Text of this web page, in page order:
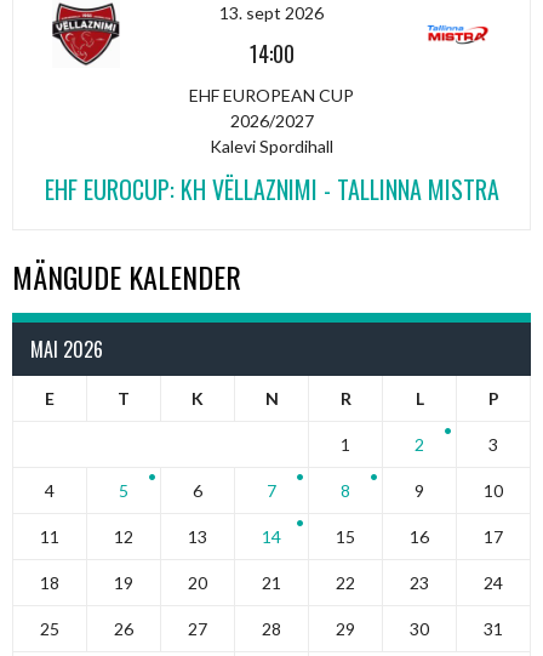
13. sept 2026
14:00
EHF EUROPEAN CUP
2026/2027
Kalevi Spordihall
EHF EUROCUP: KH VËLLAZNIMI - TALLINNA MISTRA
MÄNGUDE KALENDER
MAI 2026
E T K N R L P
1 2 3
4 5 6 7 8 9 10
11 12 13 14 15 16 17
18 19 20 21 22 23 24
25 26 27 28 29 30 31